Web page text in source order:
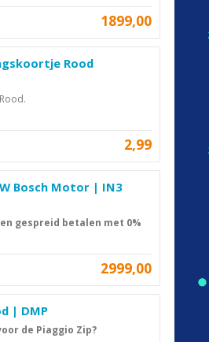
1899,00
Rood
2,99
Bosch Motor | IN3
gespreid betalen met 0%
2999,00
| DMP
de Piaggio Zip?